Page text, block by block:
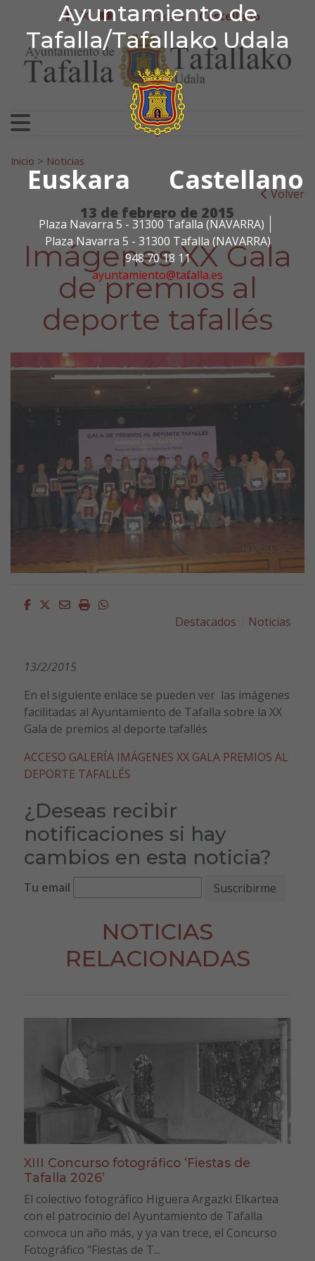
Ayuntamiento de
Tafalla/Tafallako Udala
Euskara Castellano
Plaza Navarra 5 - 31300 Tafalla (NAVARRA)
Plaza Navarra 5 - 31300 Tafalla (NAVARRA)
948 70 18 11
ayuntamiento@tafalla.es
Ir al contenido
Ayuntamiento de
facebook
twitter
youtube
Euskera Castellano
Search for:
Inicio > Noticias
Volver
13 de febrero de 2015
Imágenes XX Gala
de premios al
deporte tafallés
Facebook
Twitter
EmailImprimirWhatsapp
Destacados
Noticias
13/2/2015
En el siguiente enlace se pueden ver las imágenes
facilitadas al Ayuntamiento de Tafalla sobre la XX
Gala de premios al deporte tafallés
ACCESO GALERÍA IMÁGENES XX GALA PREMIOS AL
DEPORTE TAFALLÉS
¿Deseas recibir
notificaciones si hay
cambios en esta noticia?
Tu email
NOTICIAS
RELACIONADAS
XIII Concurso fotográfico ‘Fiestas de
Tafalla 2026’
El colectivo fotográfico Higuera Argazki Elkartea
con el patrocinio del Ayuntamiento de Tafalla
convoca un año más, y ya van trece, el Concurso
Fotográfico “Fiestas de T...